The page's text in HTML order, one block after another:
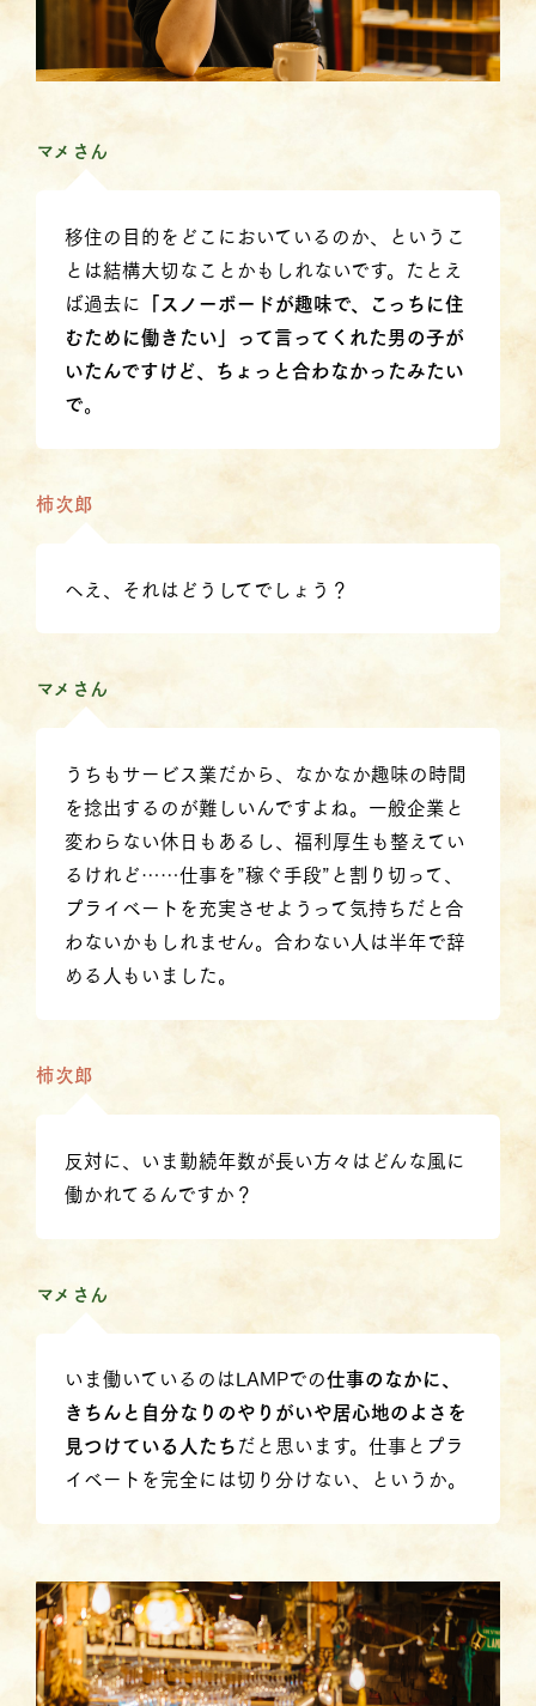
マメさん
移住の目的をどこにおいているのか、というこ
とは結構大切なことかもしれないです。たとえ
ば過去に 「スノーボードが趣味で、こっちに住
むために働きたい」って言ってくれた男の子が
いたんですけど、ちょっと合わなかったみたい
で。
柿次郎
へえ、それはどうしてでしょう？
マメさん
うちもサービス業だから、なかなか趣味の時間
を捻出するのが難しいんですよね。一般企業と
変わらない休日もあるし、福利厚生も整えてい
るけれど……仕事を”稼ぐ手段”と割り切って、
プライベートを充実させようって気持ちだと合
わないかもしれません。合わない人は半年で辞
める人もいました。
柿次郎
反対に、いま勤続年数が長い方々はどんな風に
働かれてるんですか？
マメさん
いま働いているのはLAMPでの仕事のなかに、
きちんと自分なりのやりがいや居心地のよさを
見つけている人たちだと思います。仕事とプラ
イベートを完全には切り分けない、というか。